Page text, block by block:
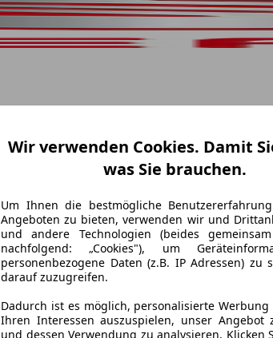
Wir verwenden Cookies. Damit
was Sie brauchen.
Um Ihnen die bestmögliche
Angeboten zu bieten, verwenden wir und
und andere Technologien (beides
nachfolgend: „Cookies"), um
personenbezogene Daten (z.B. IP Adressen) zu
darauf zuzugreifen.
Dadurch ist es möglich, personalisierte Werbung
Ihren Interessen auszuspielen, unser Angebot
und dessen Verwendung zu analysieren. Klicken